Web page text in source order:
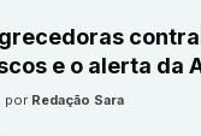
e o alerta da
, por Redação Sara